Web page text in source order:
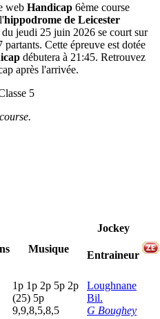
web Handicap 6ème course
hippodrome de Leicester
du jeudi 25 juin 2026 se court sur
Cette épreuve est dotée
débutera à 21:45. Retrouvez
après l'arrivée.
5
Musique
Jockey
Entraineur
1p 1p 2p 5p 2p
(25) 5p
9,9,8,5,8,5
Loughnane
Bil.
G Boughey